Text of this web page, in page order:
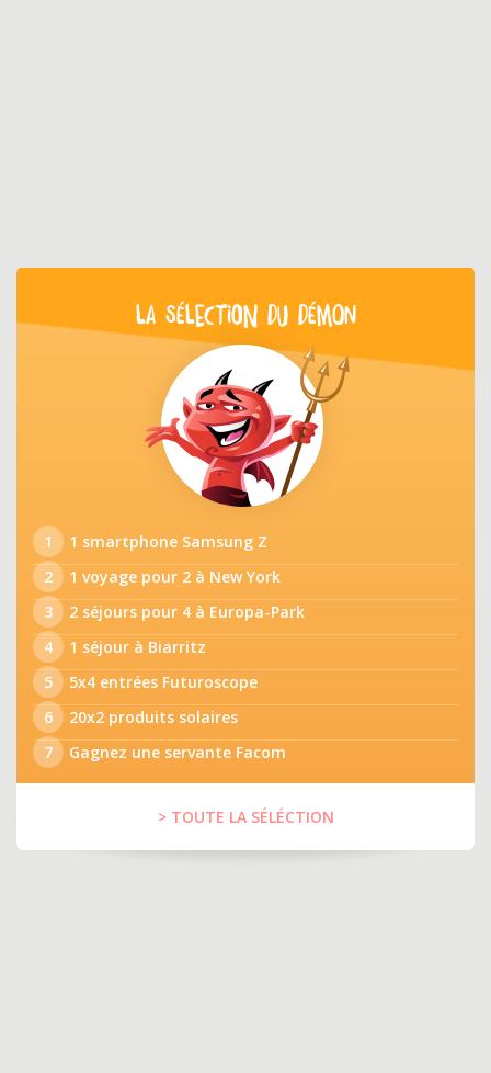
LA SÉLECTION DU DÉMON
1
1 smartphone Samsung Z
2
1 voyage pour 2 à New York
3
2 séjours pour 4 à Europa-Park
4
1 séjour à Biarritz
5
5x4 entrées Futuroscope
6
20x2 produits solaires
7
Gagnez une servante Facom
> TOUTE LA SÉLÉCTION